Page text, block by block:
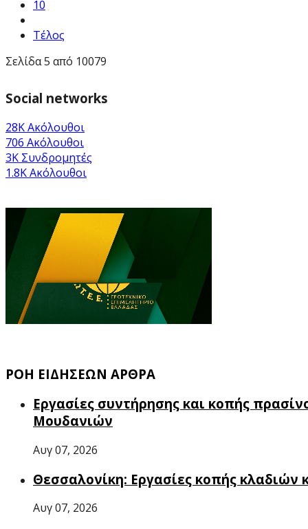
10
Τέλος
Σελίδα 5 από 10079
Social networks
28KΑκόλουθοι
706 Ακόλουθοι
3K Συνδρομητές
1.8KΑκόλουθοι
ΡΟΗ ΕΙΔΗΣΕΩΝ ΑΡΘΡΑ
Εργασίες συντήρησης και κοπής
Μουδανιών
Αυγ 07, 2026
Θεσσαλονίκη: Εργασίες κοπής κλαδιών
Αυγ 07, 2026